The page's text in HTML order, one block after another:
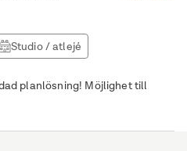
Studio / atlejé
planlösning! Möjlighet till